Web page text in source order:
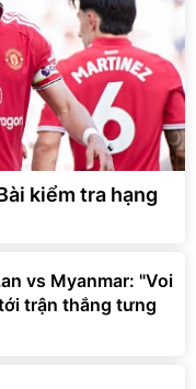
kiểm tra hạng
vs Myanmar: "Voi
trận thắng tưng